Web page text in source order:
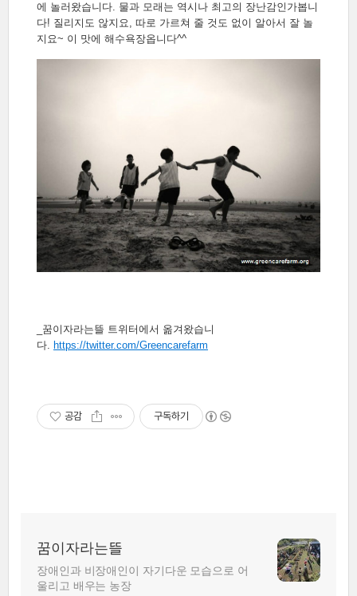
에 놀러왔습니다. 물과 모래는 역시나 최고의 장난감인가봅니
다! 질리지도 않지요, 따로 가르쳐 줄 것도 없이 알아서 잘 놀
지요~ 이 맛에 해수욕장옵니다^^
_꿈이자라는뜰 트위터에서 옮겨왔습니
다. https://twitter.com/Greencarefarm
공감 구독하기
꿈이자라는뜰
장애인과 비장애인이 자기다운 모습으로 어
울리고 배우는 농장